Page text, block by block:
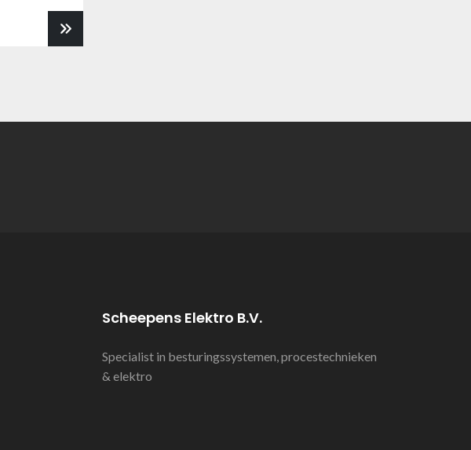
Scheepens Elektro B.V.
Specialist in besturingssystemen, procestechnieken
& elektro